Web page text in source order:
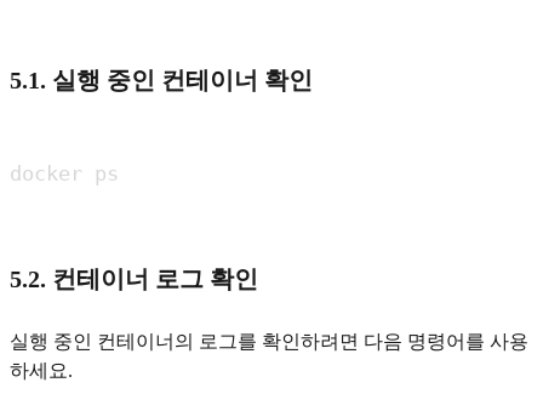
5.1. 실행 중인 컨테이너 확인
5.2. 컨테이너 로그 확인
실행 중인 컨테이너의 로그를 확인하려면 다음 명령어를 사용
하세요.